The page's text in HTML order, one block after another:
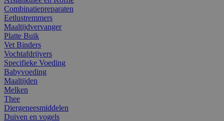
Combinatiepreparaten
Eetlustremmers
Maaltijdvervanger
Platte Buik
Vet Binders
Vochtafdrijvers
Specifieke Voeding
Babyvoeding
Maaltijden
Melken
Thee
Diergeneesmiddelen
Duiven en vogels